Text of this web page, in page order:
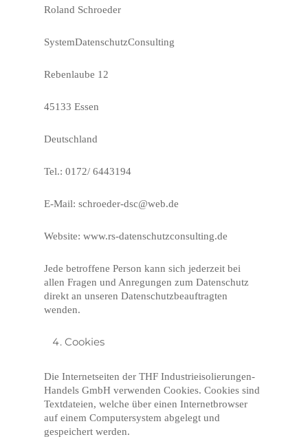
Roland Schroeder
SystemDatenschutzConsulting
Rebenlaube 12
45133 Essen
Deutschland
Tel.: 0172/ 6443194
E-Mail: schroeder-dsc@web.de
Website: www.rs-datenschutzconsulting.de
Jede betroffene Person kann sich jederzeit bei
allen Fragen und Anregungen zum Datenschutz
direkt an unseren Datenschutzbeauftragten
wenden.
Cookies
Die Internetseiten der THF Industrieisolierungen-
Handels GmbH verwenden Cookies. Cookies sind
Textdateien, welche über einen Internetbrowser
auf einem Computersystem abgelegt und
gespeichert werden.